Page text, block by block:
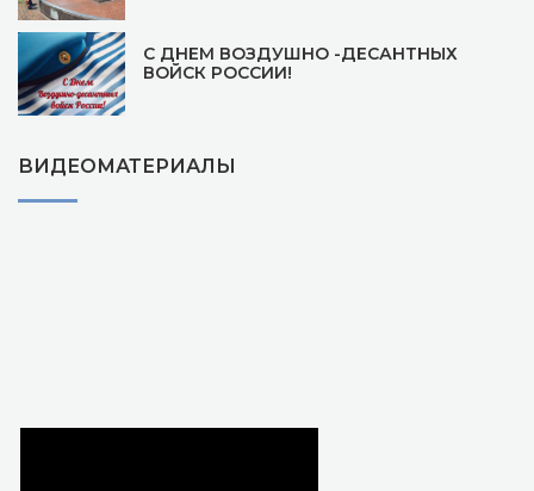
С ДНЕМ ВОЗДУШНО -ДЕСАНТНЫХ
ВОЙСК РОССИИ!
ВИДЕОМАТЕРИАЛЫ